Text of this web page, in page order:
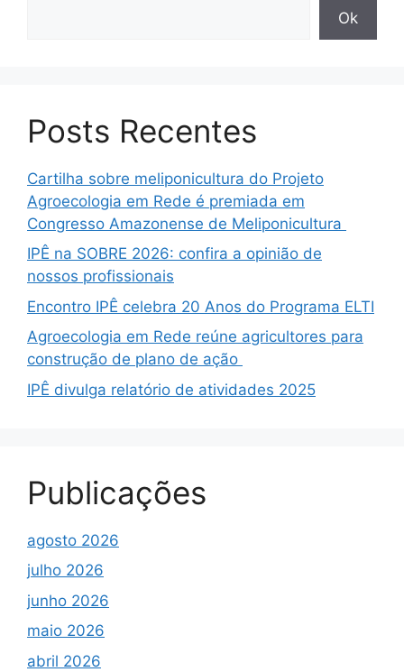
Ok
Posts Recentes
Cartilha sobre meliponicultura do Projeto
Agroecologia em Rede é premiada em
Congresso Amazonense de Meliponicultura
IPÊ na SOBRE 2026: confira a opinião de
nossos profissionais
Encontro IPÊ celebra 20 Anos do Programa ELTI
Agroecologia em Rede reúne agricultores para
construção de plano de ação
IPÊ divulga relatório de atividades 2025
Publicações
agosto 2026
julho 2026
junho 2026
maio 2026
abril 2026